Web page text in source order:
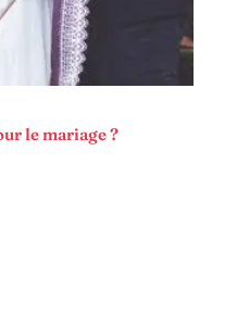
le mariage ?